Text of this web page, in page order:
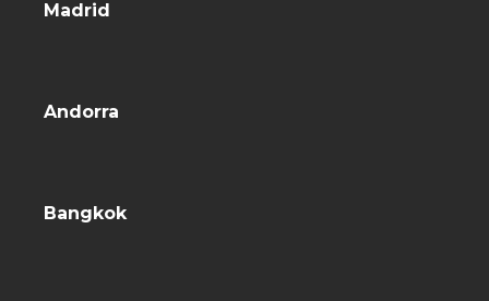
Madrid
Andorra
Bangkok